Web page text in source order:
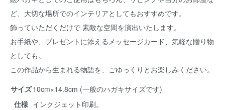
ど、大切な場所でのインテリアとしてもおすすめです。
飾っていただくだけで 素敵な空間を演出いたします。
お手紙や、プレゼントに添えるメッセージカード、気軽な贈り物
としても。
この作品から生まれる物語を、ごゆっくりとお楽しみください。
サイズ10cm×14.8cm (一般のハガキサイズです)
仕様 インクジェット印刷。